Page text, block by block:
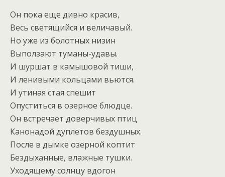
Он пока еще дивно красив,
Весь светящийся и величавый.
Но уже из болотных низин
Выползают туманы-удавы.
И шуршат в камышовой тиши,
И ленивыми кольцами вьются.
И утиная стая спешит
Опуститься в озерное блюдце.
Он встречает доверчивых птиц
Канонадой дуплетов бездушных.
После в дымке озерной коптит
Бездыханные, влажные тушки.
Уходящему солнцу вдогон